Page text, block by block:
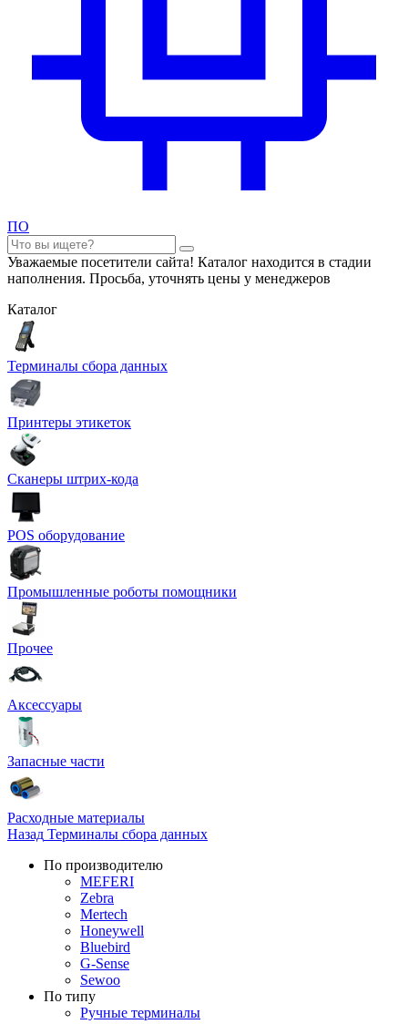
ПО
Уважаемые посетители сайта! Каталог находится в стадии
наполнения. Просьба, уточнять цены у менеджеров
Каталог
Терминалы сбора данных
Принтеры этикеток
Сканеры штрих-кода
POS оборудование
Промышленные роботы помощники
Прочее
Аксессуары
Запасные части
Расходные материалы
Назад Терминалы сбора данных
По производителю
MEFERI
Zebra
Mertech
Honeywell
Bluebird
G-Sense
Sewoo
По типу
Ручные терминалы